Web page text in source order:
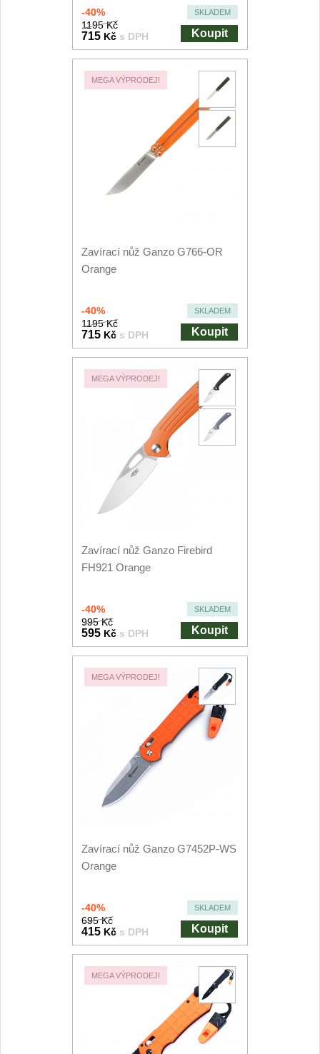
-40% SKLADEM
1195 Kč
715 Kč s DPH Koupit
MEGA VÝPRODEJ!
Zavírací nůž Ganzo G766-OR
Orange
-40% SKLADEM
1195 Kč
715 Kč s DPH Koupit
MEGA VÝPRODEJ!
Zavírací nůž Ganzo Firebird
FH921 Orange
-40% SKLADEM
995 Kč
595 Kč s DPH Koupit
MEGA VÝPRODEJ!
Zavírací nůž Ganzo G7452P-WS
Orange
-40% SKLADEM
695 Kč
415 Kč s DPH Koupit
MEGA VÝPRODEJ!